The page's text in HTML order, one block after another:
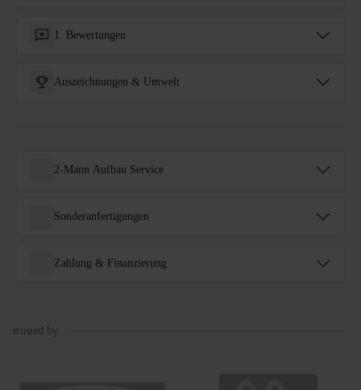
1 Bewertungen
Auszeichnungen & Umwelt
2-Mann Aufbau Service
Sonderanfertigungen
Zahlung & Finanzierung
trusted by